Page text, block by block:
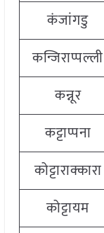
कंजांगडु
कन्जिराप्पल्ली
कन्नूर
कट्टाप्पना
कोट्टाराक्कारा
कोट्टायम